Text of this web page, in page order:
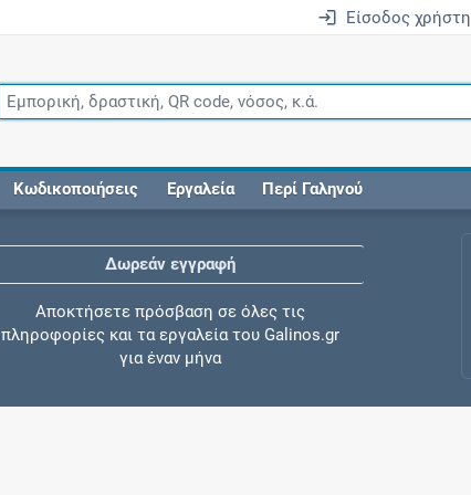
Είσοδος χρήστη
Κωδικοποιήσεις Εργαλεία Περί Γαληνού
Δωρεάν εγγραφή
Αποκτήσετε πρόσβαση σε όλες τις
πληροφορίες και τα εργαλεία του Galinos.gr
για έναν μήνα